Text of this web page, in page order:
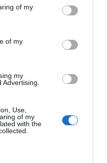
of my
of my
my
Advertising.
Use,
of my
with the
1 Mai 2026
3.332 Punkte für Erfolge: